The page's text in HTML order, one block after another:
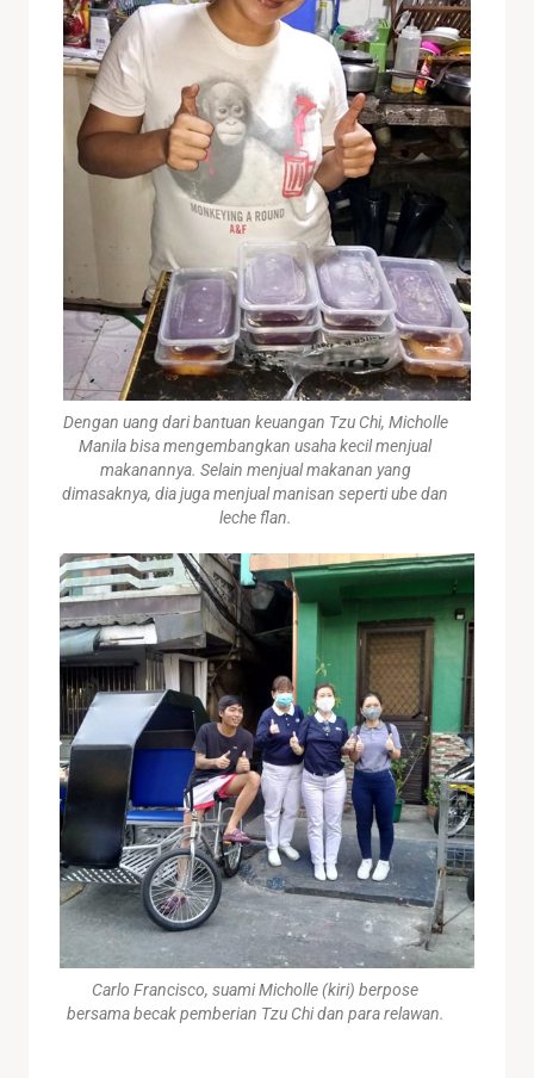
Dengan uang dari bantuan keuangan Tzu Chi, Micholle
Manila bisa mengembangkan usaha kecil menjual
makanannya. Selain menjual makanan yang
dimasaknya, dia juga menjual manisan seperti ube dan
leche flan.
Carlo Francisco, suami Micholle (kiri) berpose
bersama becak pemberian Tzu Chi dan para relawan.